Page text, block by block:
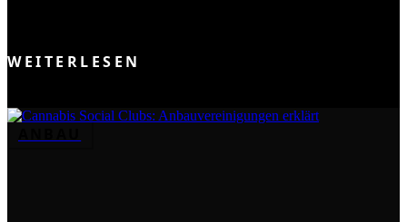
WEITERLESEN